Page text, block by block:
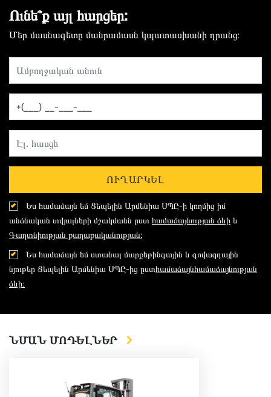
Ունե՞ք այլ հարցեր:
Մեր մասնագետը մանրամասն կպատասխանի դրանց։
ՈՒՂԱՐԿԵԼ
Ես համաձայն եմ Ցեպելին Արմենիա ՍՊԸ-ի կողմից իմ
անձնական տվյալների մշակմանն ըստ համաձայնության ձևի և
Գաղտնիության քաղաքականության:
Ես համաձայն եմ ստանալ մարքեթինգային և գովազդային
նյութեր Ցեպելին Արմենիա ՍՊԸ-ից ըստհամաձայնհամաձայնության
ձևի։
ՆՄԱՆ ՄՈԴԵԼՆԵՐ